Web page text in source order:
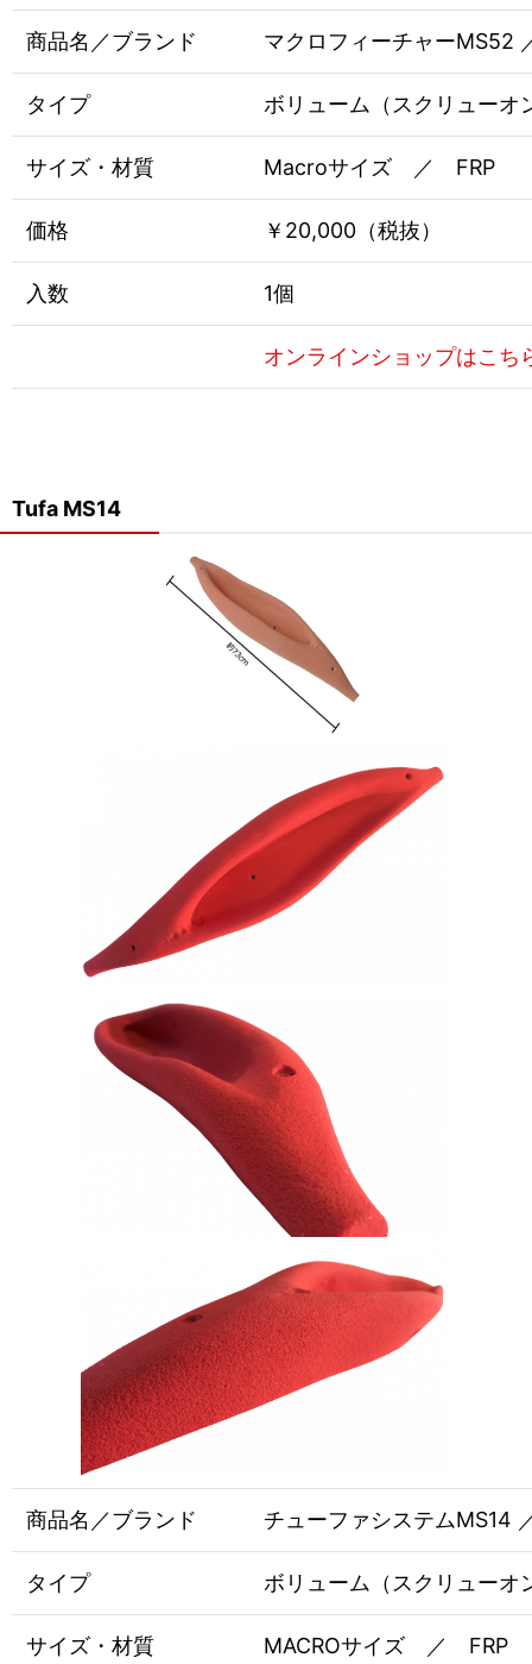
商品名／ブランド マクロフィーチャーMS52
タイプ ボリューム（スクリューオ
サイズ・材質 Macroサイズ ／ FRP
価格 ￥20,000（税抜）
入数 1個
オンラインショップはこち
Tufa MS14
商品名／ブランド チューファシステムMS14
タイプ ボリューム（スクリューオ
サイズ・材質 MACROサイズ ／ FRP